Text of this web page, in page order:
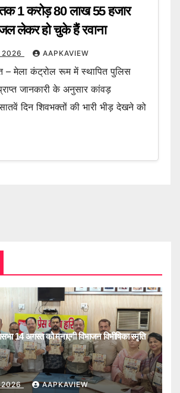
1 करोड़ 80 लाख 55 हजार
लेकर हो चुके हैं रवाना
2026 AAPKAVIEW
– मेला कंट्रोल रूम में स्थापित पुलिस
जानकारी के अनुसार कांवड़
दिन शिवभक्तों की भारी भीड़ देखने को
14 अगस्त को मनाएगी विभाजन विभीषिका स्मृति
2026 AAPKAVIEW